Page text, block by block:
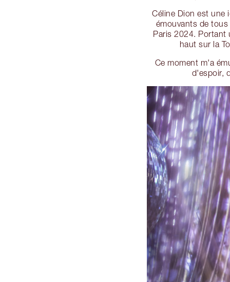
Céline Dion est une
émouvants de
Paris 2024. Portant
haut sur la
Ce moment m'a
d'espoir,